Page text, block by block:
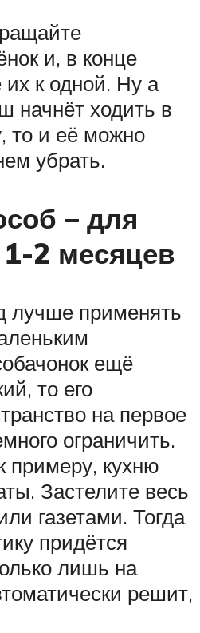
и, в конце
их к одной. Ну а
начнёт ходить в
то и её можно
убрать.
– для
2 месяцев
лучше применять
ещё
то его
на первое
ограничить.
примеру, кухню
Застелите весь
газетами. Тогда
придётся
лишь на
решит,